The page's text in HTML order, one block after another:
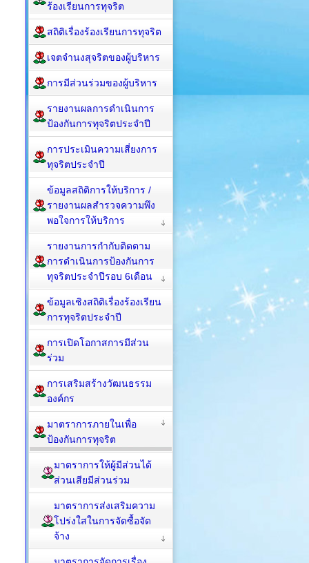
ร้องเรียนการทุจริต
สถิติเรื่องร้องเรียนการทุจริต
เจตจำนงสุจริตของผู้บริหาร
การมีส่วนร่วมของผู้บริหาร
รายงานผลการดำเนินการ
ป้องกันการทุจริตประจำปี
การประเมินความเสี่ยงการ
ทุจริตประจำปี
ข้อมูลสถิติการให้บริการ /
รายงานผลสำรวจความพึง
พอใจการให้บริการ
รายงานการกำกับติดตาม
การดำเนินการป้องกันการ
ทุจริตประจำปีรอบ 6เดือน
ข้อมูลเชิงสถิติเรื่องร้องเรียน
การทุจริตประจำปี
การเปิดโอกาสการมีส่วน
ร่วม
การเสริมสร้างวัฒนธรรม
องค์กร
มาตราการภายในเพื่อ
ป้องกันการทุจริต
มาตราการให้ผู้มีส่วนได้
ส่วนเสียมีส่วนร่วม
มาตราการส่งเสริมความ
โปร่งใสในการจัดซื้อจัด
จ้าง